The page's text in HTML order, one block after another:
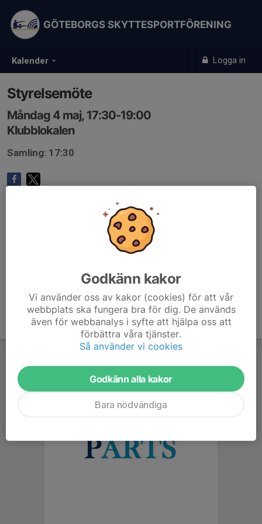
Kalender Logga in
GÖTEBORGS SKYTTESPORTFÖRENING
Styrelsemöte
Måndag 4 maj, 17:30-19:00
Klubblokalen
Samling: 17:30
Godkänn kakor
Vi använder oss av kakor (cookies) för att vår
webbplats ska fungera bra för dig. De används
även för webbanalys i syfte att hjälpa oss att
förbättra våra tjänster.
Så använder vi cookies
Godkänn alla kakor
Bara nödvändiga